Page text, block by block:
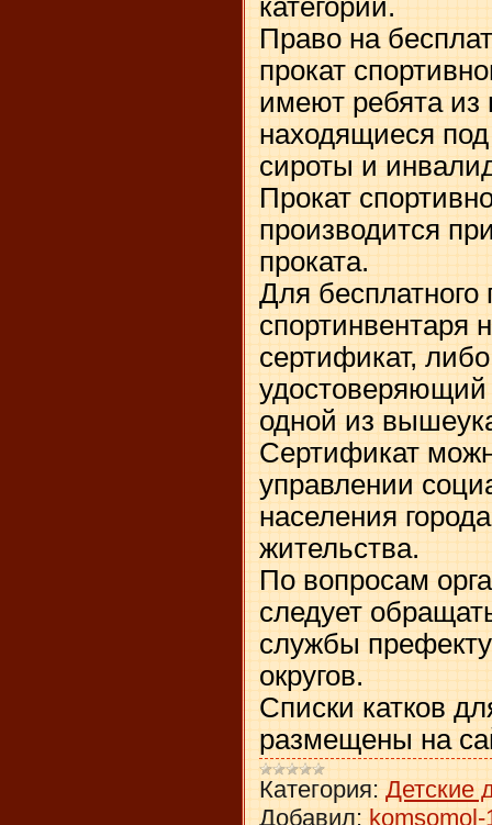
категорий.
Право на
прокат
имеют ребята из
находящиеся под
сироты и
Прокат
производится
проката.
Для бесплатного
спортинвентаря
сертификат,
удостоверяющий
одной из
Сертификат
управлении
населения
жительства.
По вопросам
следует
службы
округов.
Списки катков
размещены на
Категория: Детские
Добавил: komsomol-